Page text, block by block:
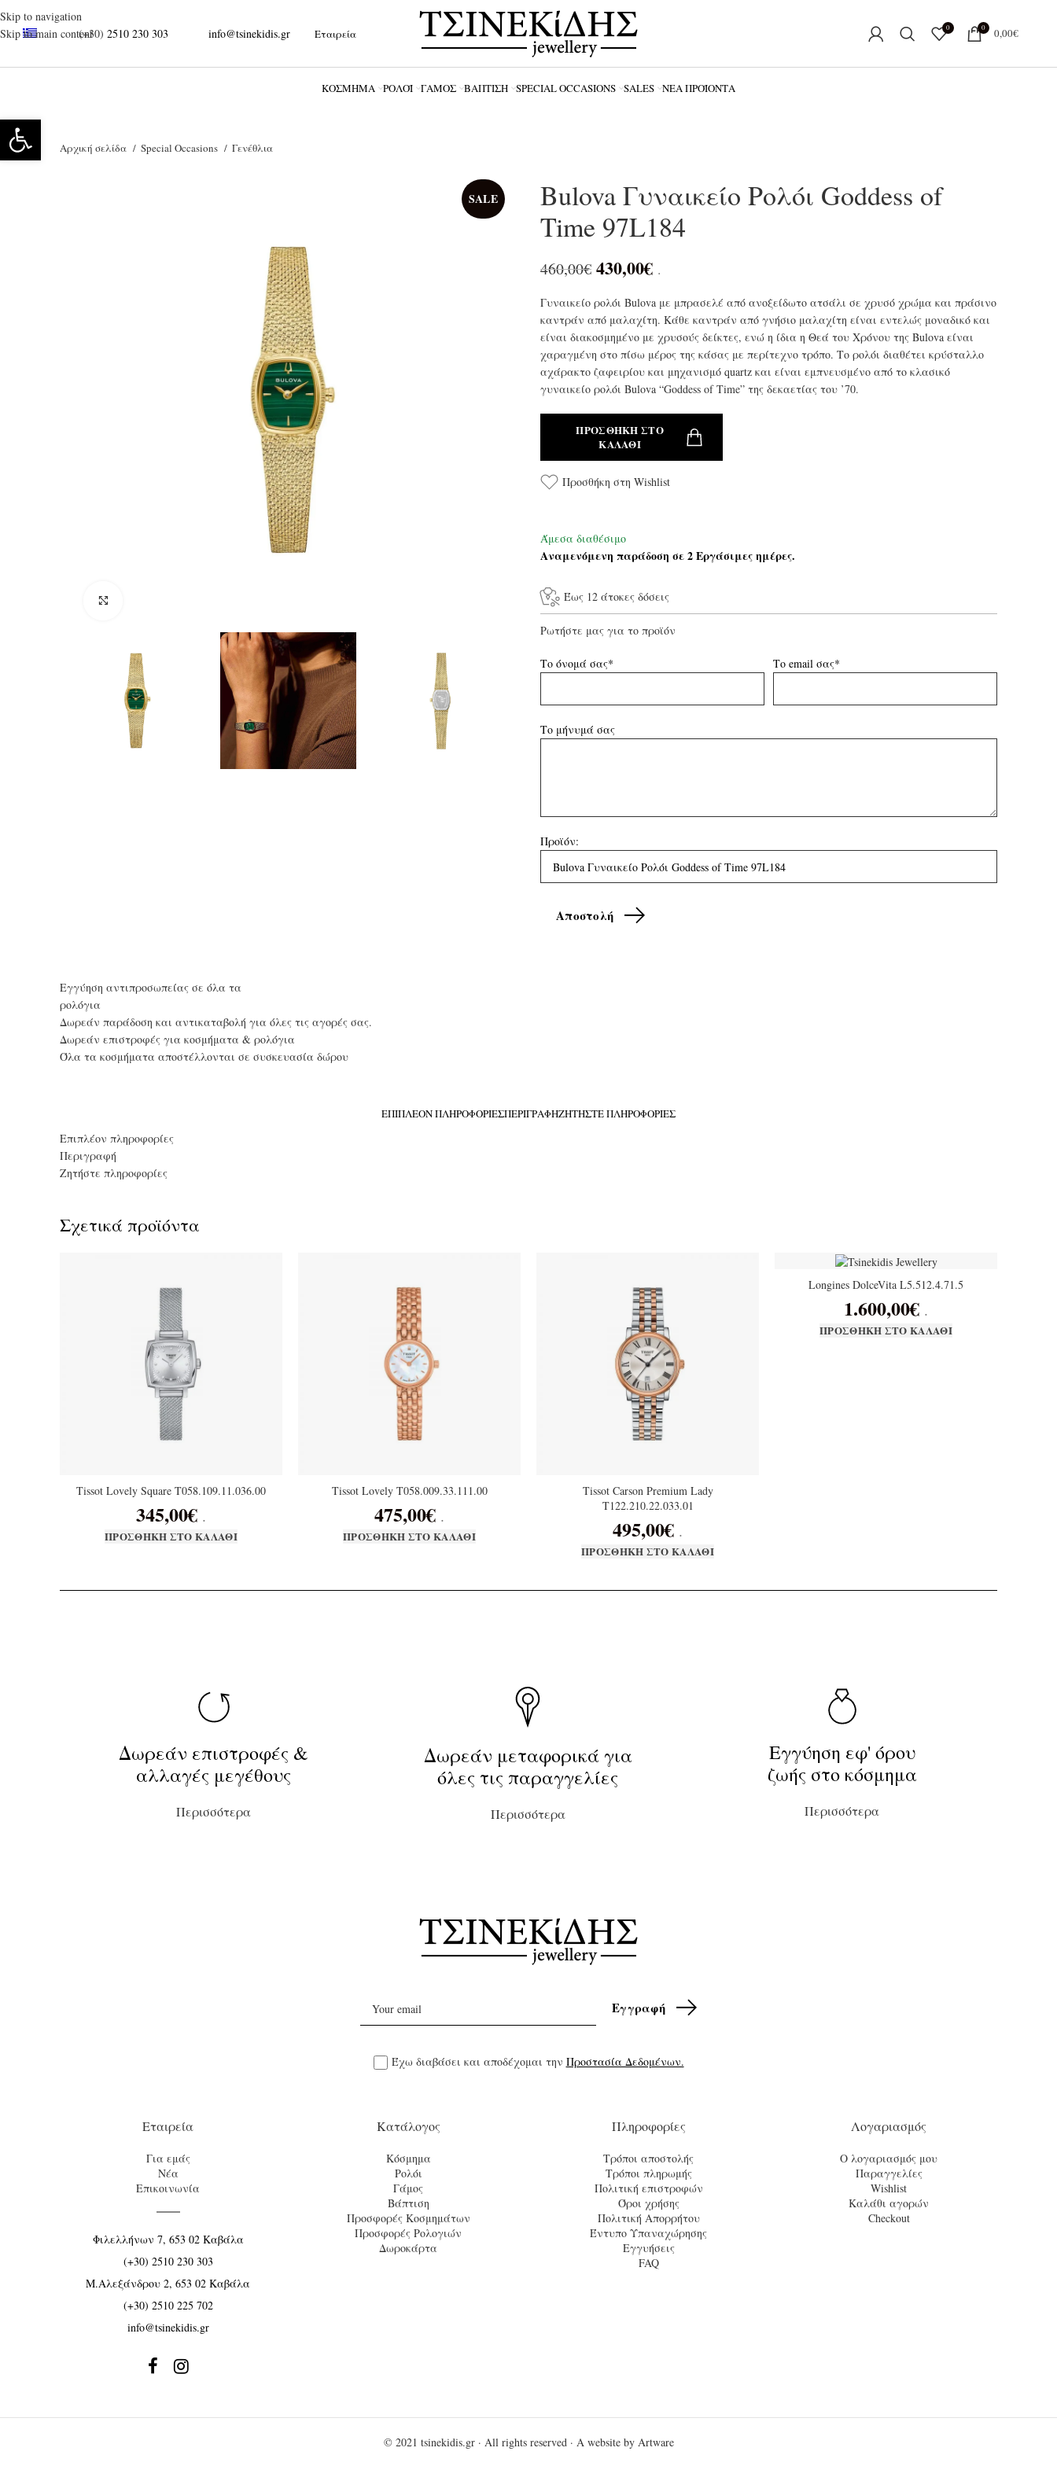
Skip to navigation
Skip to main content
(+30) 2510 230 303 info@tsinekidis.gr Εταιρεία 0 0 0,00€
ΚΌΣΜΗΜΑ ΡΟΛΌΪ ΓΆΜΟΣ ΒΆΠΤΙΣΗ SPECIAL OCCASIONS SALES ΝΈΑ ΠΡΟΪΌΝΤΑ
Αρχική σελίδα Special Occasions Γενέθλια
SALE
Bulova Γυναικείο Ρολόι Goddess of
Time 97L184
460,00€ 430,00€ .
Γυναικείο ρολόι Bulova με μπρασελέ από ανοξείδωτο ατσάλι σε χρυσό χρώμα και πράσινο
καντράν από μαλαχίτη. Κάθε καντράν από γνήσιο μαλαχίτη είναι εντελώς μοναδικό και
είναι διακοσμημένο με χρυσούς δείκτες, ενώ η ίδια η Θεά του Χρόνου της Bulova είναι
χαραγμένη στο πίσω μέρος της κάσας με περίτεχνο τρόπο. Το ρολόι διαθέτει κρύσταλλο
αχάρακτο ζαφειρίου και μηχανισμό quartz και είναι εμπνευσμένο από το κλασικό
γυναικείο ρολόι Bulova “Goddess of Time” της δεκαετίας του ’70.
ΠΡΟΣΘΉΚΗ ΣΤΟ
ΚΑΛΆΘΙ
Προσθήκη στη Wishlist
Άμεσα διαθέσιμο
Αναμενόμενη παράδοση σε 2 Εργάσιμες ημέρες.
Έως 12 άτοκες δόσεις
Ρωτήστε μας για το προϊόν
Το όνομά σας* Το email σας*
Το μήνυμά σας
Προϊόν:
Eγγύηση αντιπροσωπείας σε όλα τα
ρολόγια
Δωρεάν παράδοση και αντικαταβολή για όλες τις αγορές σας.
Δωρεάν επιστροφές για κοσμήματα & ρολόγια
Όλα τα κοσμήματα αποστέλλονται σε συσκευασία δώρου
ΕΠΙΠΛΈΟΝ ΠΛΗΡΟΦΟΡΊΕΣΠΕΡΙΓΡΑΦΉΖΗΤΉΣΤΕ ΠΛΗΡΟΦΟΡΊΕΣ
Επιπλέον πληροφορίες
Περιγραφή
Ζητήστε πληροφορίες
Σχετικά προϊόντα
Tissot Lovely Square T058.109.11.036.00
345,00€ .
ΠΡΟΣΘΉΚΗ ΣΤΟ ΚΑΛΆΘΙ
Tissot Lovely T058.009.33.111.00
475,00€ .
ΠΡΟΣΘΉΚΗ ΣΤΟ ΚΑΛΆΘΙ
Tissot Carson Premium Lady
T122.210.22.033.01
495,00€ .
ΠΡΟΣΘΉΚΗ ΣΤΟ ΚΑΛΆΘΙ
Longines DolceVita L5.512.4.71.5
1.600,00€ .
ΠΡΟΣΘΉΚΗ ΣΤΟ ΚΑΛΆΘΙ
Δωρεάν επιστροφές &
αλλαγές μεγέθους
Περισσότερα
Δωρεάν μεταφορικά για
όλες τις παραγγελίες
Περισσότερα
Εγγύηση εφ' όρου
ζωής στο κόσμημα
Περισσότερα
Έχω διαβάσει και αποδέχομαι την Προστασία Δεδομένων.
Εταιρεία
Για εμάς
Νέα
Επικοινωνία
Φιλελλήνων 7, 653 02 Καβάλα
(+30) 2510 230 303
Μ.Αλεξάνδρου 2, 653 02 Καβάλα
(+30) 2510 225 702
info@tsinekidis.gr
 
Κατάλογος
Κόσμημα
Ρολόι
Γάμος
Βάπτιση
Προσφορές Κοσμημάτων
Προσφορές Ρολογιών
Δωροκάρτα
Πληροφορίες
Τρόποι αποστολής
Τρόποι πληρωμής
Πολιτική επιστροφών
Όροι χρήσης
Πολιτική Απορρήτου
Έντυπο Υπαναχώρησης
Εγγυήσεις
FAQ
Λογαριασμός
Ο λογαριασμός μου
Παραγγελίες
Wishlist
Καλάθι αγορών
Checkout
© 2021 tsinekidis.gr· All rights reserved · A website by Artware
Ανοίξτε τη γραμμή εργαλείων